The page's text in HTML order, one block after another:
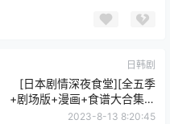
日韩剧
[日本剧情深夜食堂][全五季
+剧场版+漫画+食谱大合集日
语中字]
2023-8-13 8:20:45